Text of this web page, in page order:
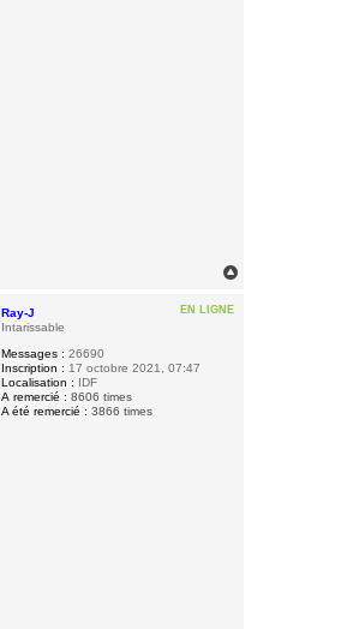
EN LIGNE
Ray-J
Intarissable
Messages : 26690
Inscription : 17 octobre 2021, 07:47
Localisation : IDF
A remercié : 8606 times
A été remercié : 3866 times